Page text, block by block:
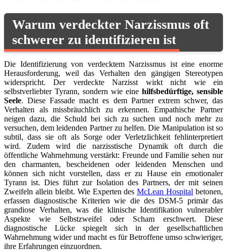
Warum verdeckter Narzissmus oft
schwerer zu identifizieren ist
Die Identifizierung von verdecktem Narzissmus ist eine enorme
Herausforderung, weil das Verhalten den gängigen Stereotypen
widerspricht. Der verdeckte Narzisst wirkt nicht wie ein
selbstverliebter Tyrann, sondern wie eine hilfsbedürftige, sensible
Seele. Diese Fassade macht es dem Partner extrem schwer, das
Verhalten als missbräuchlich zu erkennen. Empathische Partner
neigen dazu, die Schuld bei sich zu suchen und noch mehr zu
versuchen, dem leidenden Partner zu helfen. Die Manipulation ist so
subtil, dass sie oft als Sorge oder Verletzlichkeit fehlinterpretiert
wird. Zudem wird die narzisstische Dynamik oft durch die
öffentliche Wahrnehmung verstärkt: Freunde und Familie sehen nur
den charmanten, bescheidenen oder leidenden Menschen und
können sich nicht vorstellen, dass er zu Hause ein emotionaler
Tyrann ist. Dies führt zur Isolation des Partners, der mit seinen
Zweifeln allein bleibt. Wie Experten desMcLean Hospital betonen,
erfassen diagnostische Kriterien wie die des DSM-5 primär das
grandiose Verhalten, was die klinische Identifikation vulnerabler
Aspekte wie Selbstzweifel oder Scham erschwert. Diese
diagnostische Lücke spiegelt sich in der gesellschaftlichen
Wahrnehmung wider und macht es für Betroffene umso schwieriger,
ihre Erfahrungen einzuordnen.